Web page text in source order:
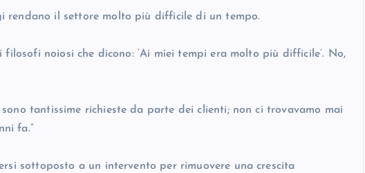
rendano il settore molto più difficile di un tempo.
noiosi che dicono: ‘Ai miei tempi era molto più difficile’. No,
tantissime richieste da parte dei clienti; non ci trovavamo mai
fa.”
sottoposto a un intervento per rimuovere una crescita